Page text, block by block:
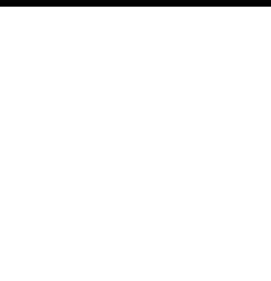
//document.body.onkeyup = function(){pauseMusic()};